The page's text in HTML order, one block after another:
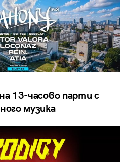
13-часово парти с
музика